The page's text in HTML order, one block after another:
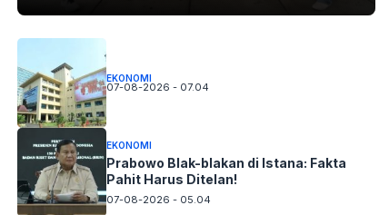
EKONOMI
07-08-2026 - 07.04
EKONOMI
Prabowo Blak-blakan di Istana: Fakta
Pahit Harus Ditelan!
07-08-2026 - 05.04